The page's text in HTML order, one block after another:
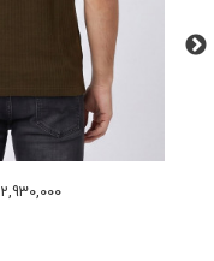
2,930,000 تومان